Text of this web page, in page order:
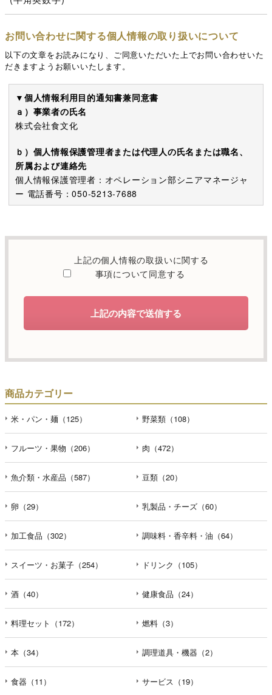
お問い合わせに関する個人情報の取り扱いについて
以下の文章をお読みになり、ご同意いただいた上でお問い合わせいた
だきますようお願いいたします。
▼個人情報利用目的通知書兼同意書
ａ）事業者の氏名
株式会社食文化
ｂ）個人情報保護管理者または代理人の氏名または職名、
所属および連絡先
個人情報保護管理者：オペレーション部シニアマネージャ
ー 電話番号：050-5213-7688
本お問い合わせフォームでご提供いただく個人情報は、お
関する情報を電子メールや電話等でご提供するために利用
d）個人情報を第三者に提供することが予定される場合の事
本人の同意がある場合または法令に基づく場合を除き、取
定の水準に達していると認めた委託者に業務委託の目的で
f）開示対象個人情報の開示等および問合せ窓口について
ご本人からの求めにより、当社が保有する開示対象個人情
報の利用目的の通知・開示・内容の訂正・追加または削
除・利用の停止・消去および第三者への提供の停止（「開
示等」といいます。）に応じます。開示等のお問合せは下
記の連絡先までお願い致します。
g）本人が個人情報を与えることの任意性及び当該情報を与
個人情報の提供は任意と致しますが、当社が依頼する情報
の提供がない場合、内容が正確でない場合はサービスの提
供やご対応等に支障をきたす可能性がございますのでご了
承下さい。
h）弊社は、弊社のウェブサイトへのアクセス状況につい
て、アクセスログ、Cookie（クッキー）等を用いて管理し
ています。これらには、お客様のお名前、ご住所、電話番
号、電子メールアドレスなど、お客様を特定する個人情報
は一切含まれておりません。
上記の個人情報の取扱いに関する
事項について同意する
上記の内容で送信する
商品カテゴリー
米・パン・麺（125） 野菜類（108）
フルーツ・果物（206） 肉（472）
魚介類・水産品（587） 豆類（20）
卵（29） 乳製品・チーズ（60）
加工食品（302） 調味料・香辛料・油（64）
スイーツ・お菓子（254） ドリンク（105）
酒（40） 健康食品（24）
料理セット（172） 燃料（3）
本（34） 調理道具・機器（2）
食器（11） サービス（19）